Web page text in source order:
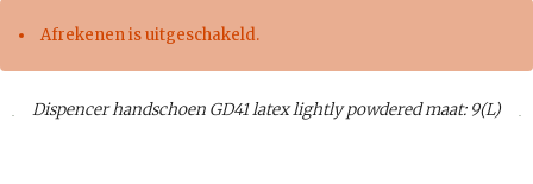
Afrekenen is uitgeschakeld.
Dispencer handschoen GD41 latex lightly powdered maat: 9(L)